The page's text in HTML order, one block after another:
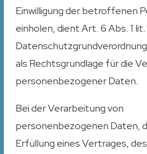
Einwilligung der betroffenen
einholen, dient Art. 6 Abs. 1 lit.
als Rechtsgrundlage für die
personenbezogener Daten.
Bei der Verarbeitung von
personenbezogenen Daten,
Erfüllung eines Vertrages,